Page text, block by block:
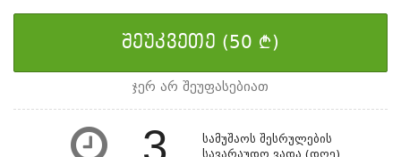
ᲨᲔᲣᲙᲕᲔᲗᲔ (50 ¢)
ჯერ არ შეუფასებიათ
სამუშაოს შესრულების
სავარაუდო ვადა (დღე)